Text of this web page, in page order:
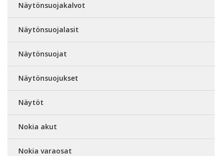
Näytönsuojakalvot
Näytönsuojalasit
Näytönsuojat
Näytönsuojukset
Näytöt
Nokia akut
Nokia varaosat